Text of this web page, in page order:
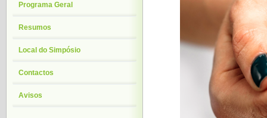
Programa Geral
Resumos
Local do Simpósio
Contactos
Avisos